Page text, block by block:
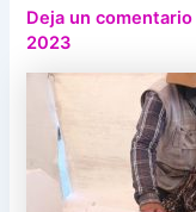
Deja un comentario
2023